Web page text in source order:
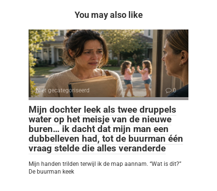
You may also like
Niet gecategoriseerd 0
Mijn dochter leek als twee druppels
water op het meisje van de nieuwe
buren… ik dacht dat mijn man een
dubbelleven had, tot de buurman één
vraag stelde die alles veranderde
Mijn handen trilden terwijl ik de map aannam. “Wat is dit?”
De buurman keek